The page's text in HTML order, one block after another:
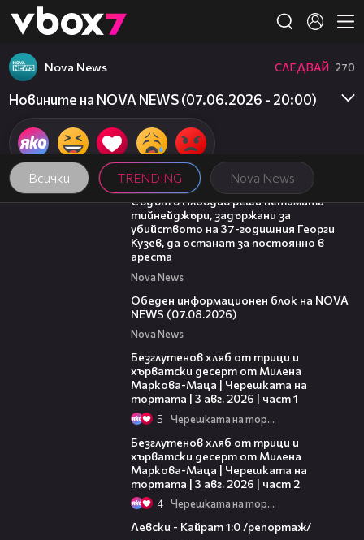
👾
Всички TRENDING Nova News
Nova News СЛЕДВАЙ 270
Новините на NOVA NEWS (07.06.2026 - 20:00)
01:34
Съдът в Пловдив реши петимата
тийнейджъри, задържани за
убийството на 37-годишния Георги
Кузев, да останат за постоянно в
ареста
Nova News
Обеден информационен блок на NOVA
NEWS (07.08.2026)
Nova News
Безглутенов хляб от трици и
хърватски десерт от Милена
Маркова-Маца | Черешката на
тортата | 3 авг. 2026 | част 1
5 Черешката на тортата
Безглутенов хляб от трици и
хърватски десерт от Милена
Маркова-Маца | Черешката на
тортата | 3 авг. 2026 | част 2
4 Черешката на тортата
Левски - Кайрат 1:0 /репортаж/